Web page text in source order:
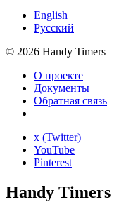
English
Русский
© 2026 Handy Timers
О проекте
Документы
Обратная связь
x (Twitter)
YouTube
Pinterest
Handy Timers